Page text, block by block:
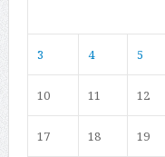
3 4 5
10 11 12
17 18 19